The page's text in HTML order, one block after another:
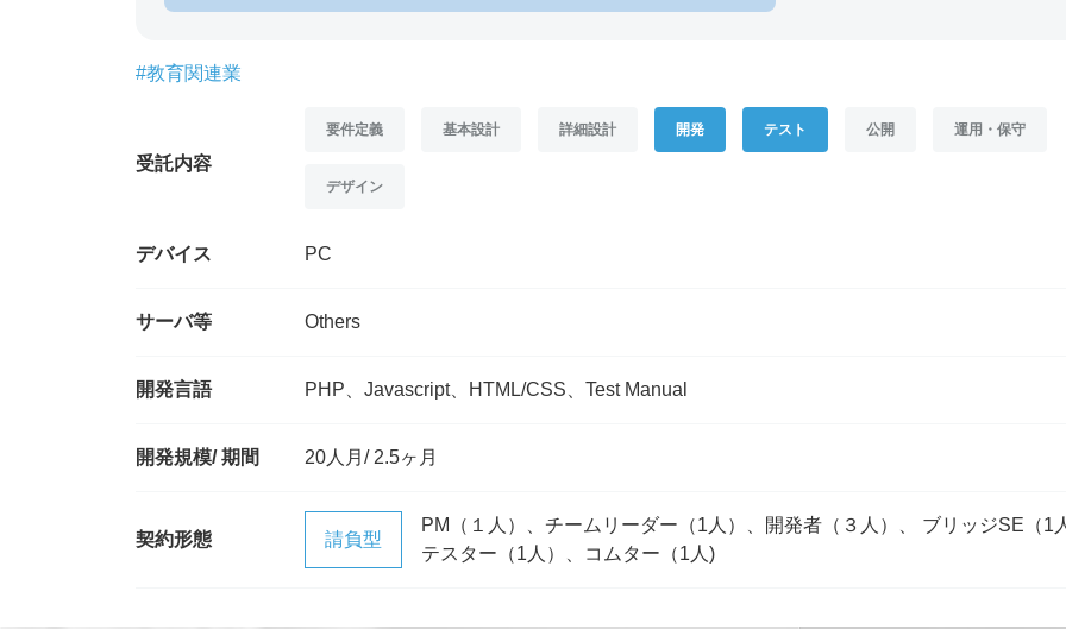
お名前
ご相談の種類*
#教育関連業
受託内容
要件定義 基本設計 詳細設計 開発 テスト 公開 運用・保守
デザイン
デバイス PC
サーバ等 Others
開発言語 PHP、Javascript、HTML/CSS、Test Manual
開発規模/ 期間 20人月/ 2.5ヶ月
契約形態 請負型
PM（１人）、チームリーダー（1人）、開発者（３人）、 ブリッジSE（1
テスター（1人）、コムター（1人)